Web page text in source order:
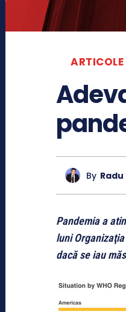
ARTICOLE
By
Pandemia a
luni
dacă se iau